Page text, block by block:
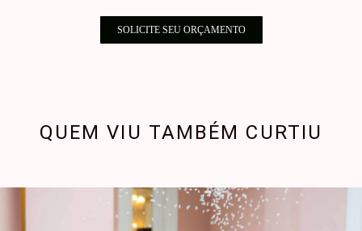
SOLICITE SEU ORÇAMENTO
QUEM VIU TAMBÉM CURTIU